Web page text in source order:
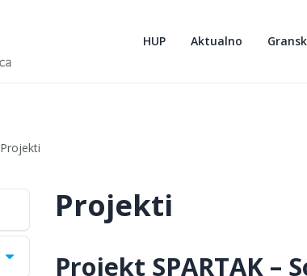
HUP Aktualno
Projekti
Projekti
Projekt SPARTAK –